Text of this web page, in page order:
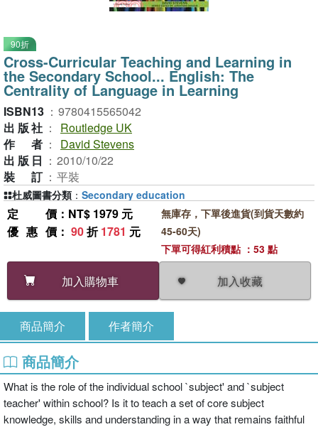
90折
Cross-Curricular Teaching and Learning in
the Secondary School... English: The
Centrality of Language in Learning
ISBN13 ： 9780415565042
出版社 ：
Routledge UK
作者 ：
David Stevens
出版日 ： 2010/10/22
裝訂 ： 平裝
定價 ：NT$ 1979 元
優惠價 ： 90折1781 元
加入購物車 加入收藏
無庫存，下單後進貨(到貨天數約
45-60天)
下單可得紅利積點 ：53 點
杜威圖書分類 ： Secondary education
商品簡介 作者簡介
商品簡介
What is the role of the individual school `subject' and `subject
teacher' within school? Is it to teach a set of core subject
knowledge, skills and understanding in a way that remains faithful